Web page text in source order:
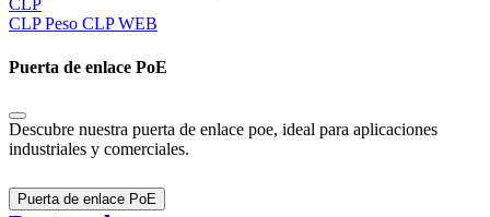
CLP
CLP Peso CLP WEB
Puerta de enlace PoE
Descubre nuestra puerta de enlace poe, ideal para aplicaciones
industriales y comerciales.
Puerta de enlace PoE